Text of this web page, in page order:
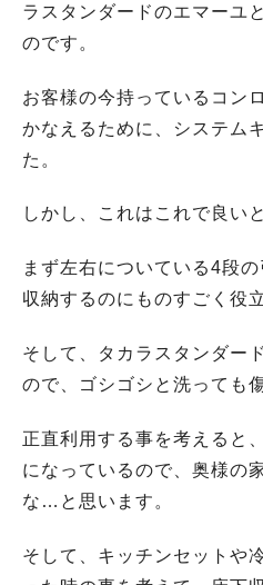
ラスタンダードのエマーユ
のです。
お客様の今持っているコン
かなえるために、システム
た。
しかし、これはこれで良い
まず左右についている4段
収納するのにものすごく役
そして、タカラスタンダー
ので、ゴシゴシと洗っても
正直利用する事を考えると
になっているので、奥様の
な…と思います。
そして、キッチンセットや